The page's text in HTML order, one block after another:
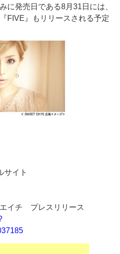
に発売日である8月31日には、
FIVE』もリリースされる予定
サイト
イチ プレスリリース